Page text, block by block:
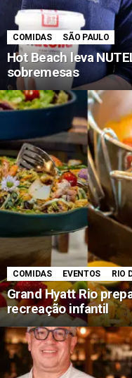
COMIDAS SÃO PAULO
Hot Beach leva
sobremesas
COMIDAS EVENTOS RIO
Grand Hyatt Rio
recreação infantil